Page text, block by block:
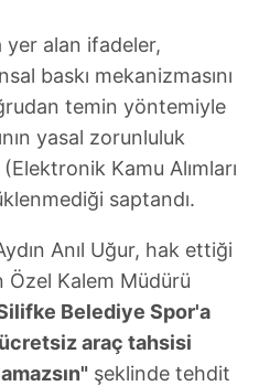
yer alan ifadeler,
baskı mekanizmasını
temin yöntemiyle
yasal zorunluluk
Kamu Alımları
saptandı.
Anıl Uğur, hak ettiği
Özel Kalem Müdürü
Belediye Spor'a
araç tahsisi
şeklinde tehdit